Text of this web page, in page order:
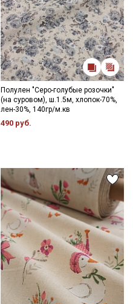
Полулен "Серо-голубые розочки"
(на суровом), ш.1.5м, хлопок-70%,
лен-30%, 140гр/м.кв
490 руб.